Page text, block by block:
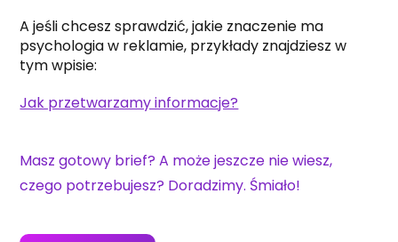
A jeśli chcesz sprawdzić, jakie znaczenie ma
psychologia w reklamie, przykłady znajdziesz w
tym wpisie:
Jak przetwarzamy informacje?
Masz gotowy brief? A może jeszcze nie wiesz,
czego potrzebujesz? Doradzimy. Śmiało!